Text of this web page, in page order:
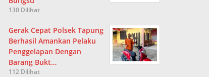
130 Dilihat
Gerak Cepat Polsek Tapung
Berhasil Amankan Pelaku
Penggelapan Dengan
Barang Bukt…
112 Dilihat